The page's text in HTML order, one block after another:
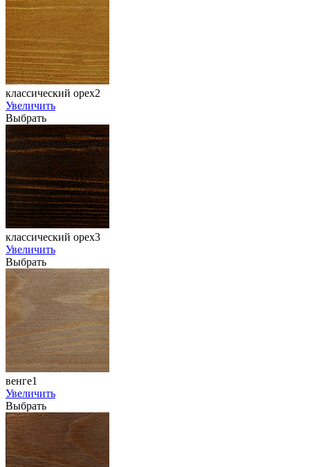
классический орех2
Увеличить
Выбрать
классический орех3
Увеличить
Выбрать
венге1
Увеличить
Выбрать